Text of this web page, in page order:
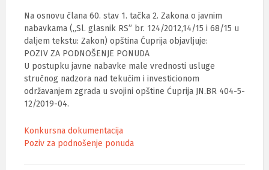
Na osnovu člana 60. stav 1. tačka 2. Zakona o javnim
nabavkama („Sl. glasnik RS” br. 124/2012,14/15 i 68/15 u
daljem tekstu: Zakon) opština Ćuprija objavljuje:
POZIV ZA PODNOŠENJE PONUDA
U postupku javne nabavke male vrednosti usluge
stručnog nadzora nad tekućim i investicionom
održavanjem zgrada u svojini opštine Ćuprija JN.BR 404-5-
12/2019-04.
Konkursna dokumentacija
Poziv za podnošenje ponuda